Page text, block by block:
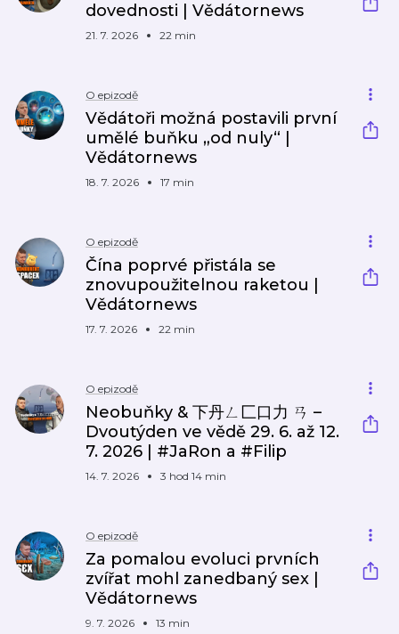
dovednosti | Vědátornews
21. 7. 2026 22 min
O epizodě
Vědátoři možná postavili první
umělé buňku „od nuly“ |
Vědátornews
18. 7. 2026 17 min
O epizodě
Čína poprvé přistála se
znovupoužitelnou raketou |
Vědátornews
17. 7. 2026 22 min
O epizodě
Neobuňky & 下丹ㄥ匚口力 ㄢ –
Dvoutýden ve vědě 29. 6. až 12.
7. 2026 | #JaRon a #Filip
14. 7. 2026 3 hod 14 min
O epizodě
Za pomalou evoluci prvních
zvířat mohl zanedbaný sex |
Vědátornews
9. 7. 2026 13 min